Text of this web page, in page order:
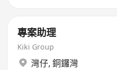
專案助理
Kiki Group
灣仔, 銅鑼灣